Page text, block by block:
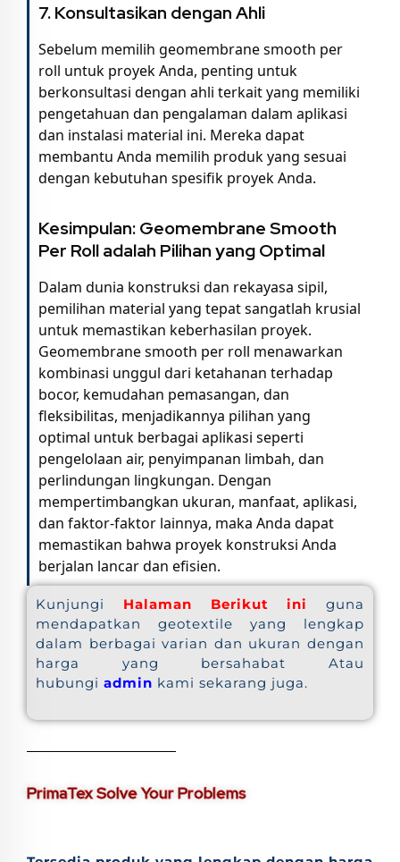
7. Konsultasikan dengan Ahli
Sebelum memilih geomembrane smooth per
roll untuk proyek Anda, penting untuk
berkonsultasi dengan ahli terkait yang memiliki
pengetahuan dan pengalaman dalam aplikasi
dan instalasi material ini. Mereka dapat
membantu Anda memilih produk yang sesuai
dengan kebutuhan spesifik proyek Anda.
Kesimpulan: Geomembrane Smooth
Per Roll adalah Pilihan yang Optimal
Dalam dunia konstruksi dan rekayasa sipil,
pemilihan material yang tepat sangatlah krusial
untuk memastikan keberhasilan proyek.
Geomembrane smooth per roll menawarkan
kombinasi unggul dari ketahanan terhadap
bocor, kemudahan pemasangan, dan
fleksibilitas, menjadikannya pilihan yang
optimal untuk berbagai aplikasi seperti
pengelolaan air, penyimpanan limbah, dan
perlindungan lingkungan. Dengan
mempertimbangkan ukuran, manfaat, aplikasi,
dan faktor-faktor lainnya, maka Anda dapat
memastikan bahwa proyek konstruksi Anda
berjalan lancar dan efisien.
Kunjungi Halaman Berikut ini
guna
mendapatkan geotextile yang lengkap
dalam berbagai varian dan ukuran dengan
harga yang bersahabat Atau
hubungi admin kami sekarang juga.
PrimaTex Solve Your Problems